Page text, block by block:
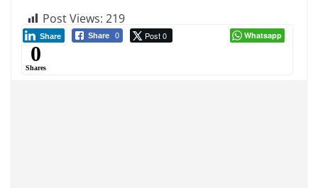
Post Views: 219
Share 0 Post 0
Share Whatsapp
0
Shares